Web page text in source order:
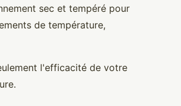
sec et tempéré pour
de température,
l'efficacité de votre